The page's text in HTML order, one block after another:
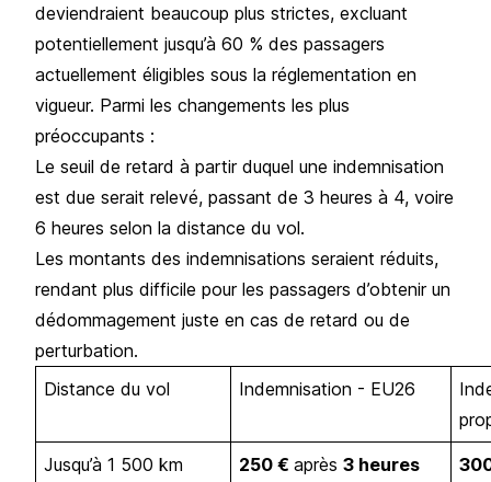
deviendraient beaucoup plus strictes, excluant
potentiellement jusqu’à 60 % des passagers
actuellement éligibles sous la réglementation en
vigueur. Parmi les changements les plus
préoccupants :
Le seuil de retard à partir duquel une indemnisation
est due serait relevé, passant de 3 heures à 4, voire
6 heures selon la distance du vol.
Les montants des indemnisations seraient réduits,
rendant plus difficile pour les passagers d’obtenir un
dédommagement juste en cas de retard ou de
perturbation.
Distance du vol
Indemnisation - EU26
Jusqu’à 1 500 km 250 € après 3 heures